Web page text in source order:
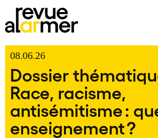
08.06.26
Dossier
Race, racisme,
antisémitisme :
enseignement ?